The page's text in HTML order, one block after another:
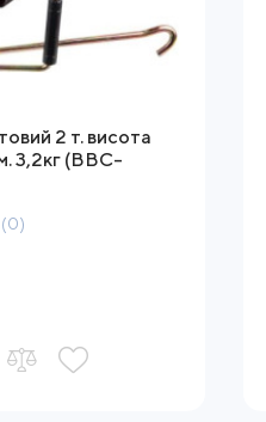
2 т. висота
3,2кг (BBC-
(0)